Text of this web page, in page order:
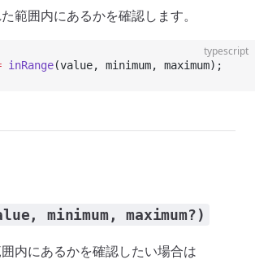
範囲内にあるかを確認します。
typescript
inRange(value, minimum, maximum);
minimum, maximum?)
内にあるかを確認したい場合は